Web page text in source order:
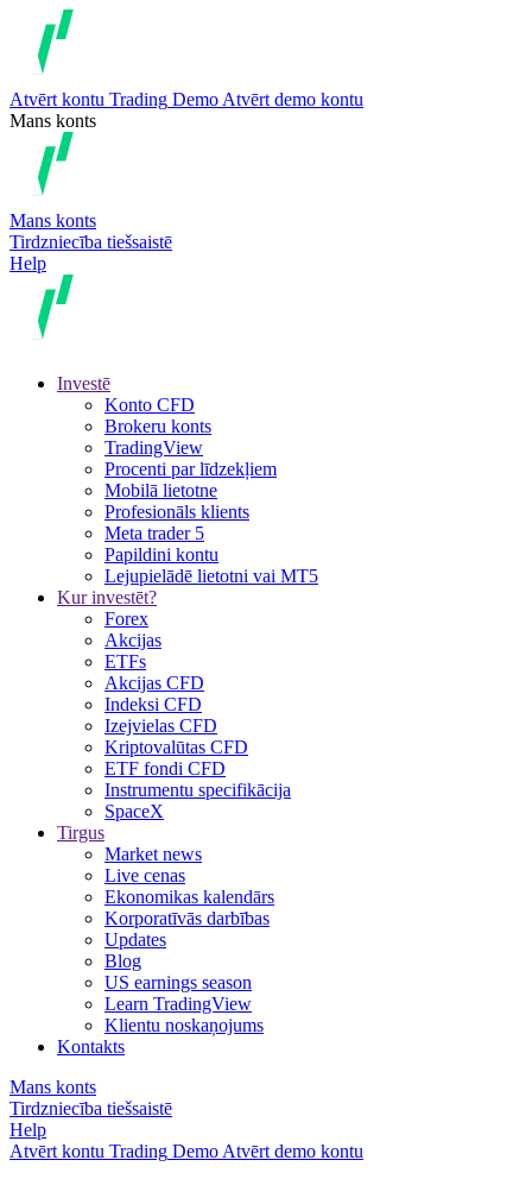
Atvērt kontu Trading Demo Atvērt demo kontu
Mans konts
Mans konts
Tirdzniecība tiešsaistē
Help
Investē
Konto CFD
Brokeru konts
TradingView
Procenti par līdzekļiem
Mobilā lietotne
Profesionāls klients
Meta trader 5
Papildini kontu
Lejupielādē lietotni vai MT5
Kur investēt?
Forex
Akcijas
ETFs
Akcijas CFD
Indeksi CFD
Izejvielas CFD
Kriptovalūtas CFD
ETF fondi CFD
Instrumentu specifikācija
SpaceX
Tirgus
Market news
Live cenas
Ekonomikas kalendārs
Korporatīvās darbības
Updates
Blog
US earnings season
Learn TradingView
Klientu noskaņojums
Kontakts
Mans konts
Tirdzniecība tiešsaistē
Help
Atvērt kontu Trading Demo Atvērt demo kontu